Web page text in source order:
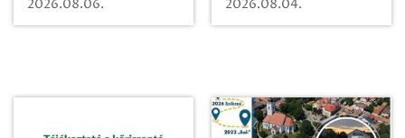
2026.08.06. 2026.08.04.